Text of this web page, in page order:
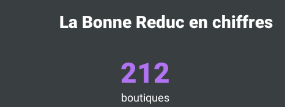
La Bonne Reduc en chiffres
212
boutiques